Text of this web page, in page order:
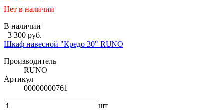
Нет в наличии
В наличии
3 300 руб.
Шкаф навесной "Кредо 30" RUNO
Производитель
RUNO
Артикул
00000000761
шт